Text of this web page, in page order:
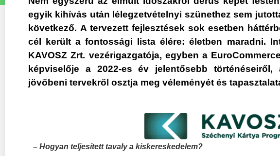
egyik kihívás után lélegzetvételnyi szünethez sem
következő. A tervezett fejlesztések sok esetben
cél került a fontossági lista élére: életben maradni.
KAVOSZ Zrt. vezérigazgatója, egyben a
képviselője a 2022-es év jelentősebb
jövőbeni tervekről osztja meg véleményét és
– Hogyan teljesített tavaly a kiskereskedelem?